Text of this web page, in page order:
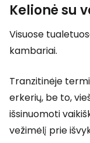
Kelionė su
Visuose
kambariai.
Tranzitinėje
erkerių, be to,
išsinuomoti
vežimėlį prie